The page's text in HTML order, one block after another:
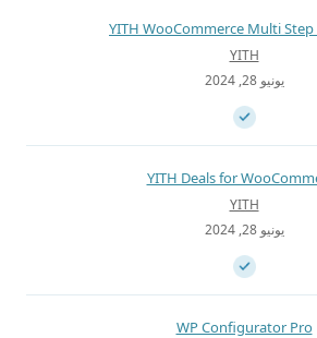
YITH WooCommerce Multi
YITH
يونيو 28, 2024
YITH Deals for
YITH
يونيو 28, 2024
WP Configurator Pro